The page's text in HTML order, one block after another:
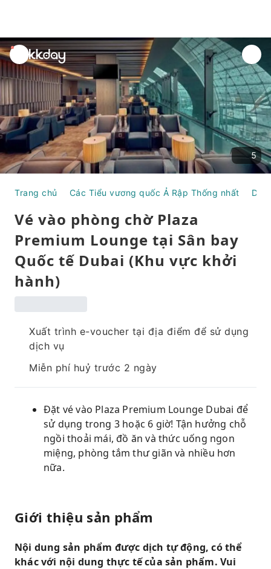
unread
notifications
5
Trang chủ Các Tiểu vương quốc Ả Rập Thống nhất
Vé vào phòng chờ Plaza
Premium Lounge tại Sân bay
Quốc tế Dubai (Khu vực khởi
hành)
Xuất trình e-voucher tại địa điểm để sử dụng
dịch vụ
Miễn phí huỷ trước 2 ngày
Đặt vé vào Plaza Premium Lounge Dubai để
sử dụng trong 3 hoặc 6 giờ! Tận hưởng chỗ
ngồi thoải mái, đồ ăn và thức uống ngon
miệng, phòng tắm thư giãn và nhiều hơn
nữa.
Giới thiệu sản phẩm
Nội dung sản phẩm được dịch tự động, có thể
khác với nội dung thực tế của sản phẩm. Vui